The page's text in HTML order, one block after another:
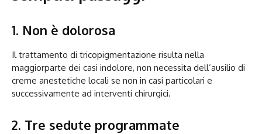
1. Non è dolorosa
Il trattamento di tricopigmentazione risulta nella
maggiorparte dei casi indolore, non necessita dell’ausilio di
creme anestetiche locali se non in casi particolari e
successivamente ad interventi chirurgici.
2. Tre sedute programmate